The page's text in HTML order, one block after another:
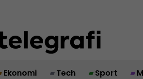
Ekonomi Tech Sport